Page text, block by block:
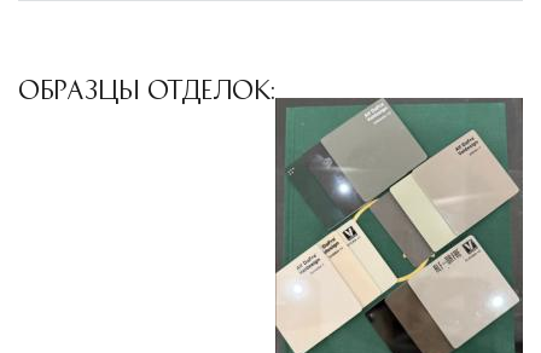
Доставка до адреса
товара от нашего склада непосредственно к
месту назначения с соблюдением сроков
Профессиональная выгрузка—
квалифицированные грузчики
осуществляют разгрузку с применением
специального оборудования и техники
— доставка мебели и
ОБРАЗЦЫ ОТДЕЛОК: